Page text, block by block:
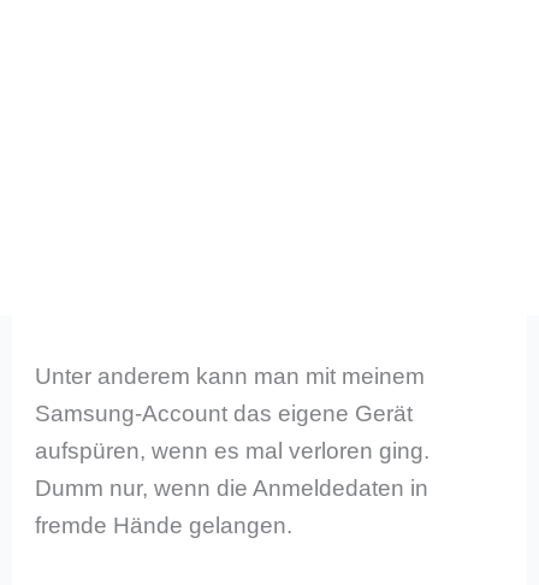
Unter anderem kann man mit meinem
Samsung-Account das eigene Gerät
aufspüren, wenn es mal verloren ging.
Dumm nur, wenn die Anmeldedaten in
fremde Hände gelangen.